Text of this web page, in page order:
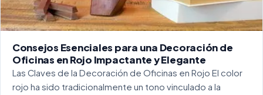
Consejos Esenciales para una Decoración de
Oficinas en Rojo Impactante y Elegante
Las Claves de la Decoración de Oficinas en Rojo El color
rojo ha sido tradicionalmente un tono vinculado a la